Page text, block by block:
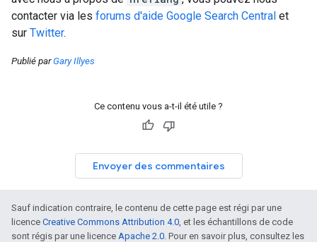
contacter via les forums d'aide Google Search Central et
sur Twitter.
Publié parGary Illyes
Ce contenu vous a-t-il été utile ?
Envoyer des commentaires
Sauf indication contraire, le contenu de cette page est régi par une
licence Creative Commons Attribution 4.0, et les échantillons de code
sont régis par une licence Apache 2.0. Pour en savoir plus, consultez les